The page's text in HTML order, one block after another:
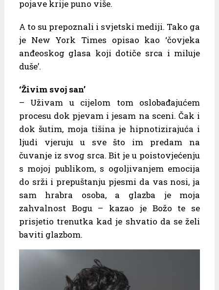
pojave krije puno više.
A to su prepoznali i svjetski mediji. Tako ga
je New York Times opisao kao ‘čovjeka
anđeoskog glasa koji dotiče srca i miluje
duše’.
‘Živim svoj san’
– Uživam u cijelom tom oslobađajućem
procesu dok pjevam i jesam na sceni. Čak i
dok šutim, moja tišina je hipnotizirajuća i
ljudi vjeruju u sve što im predam na
čuvanje iz svog srca. Bit je u poistovjećenju
s mojoj publikom, s ogoljivanjem emocija
do srži i prepuštanju pjesmi da vas nosi, ja
sam hrabra osoba, a glazba je moja
zahvalnost Bogu – kazao je Božo te se
prisjetio trenutka kad je shvatio da se želi
baviti glazbom.